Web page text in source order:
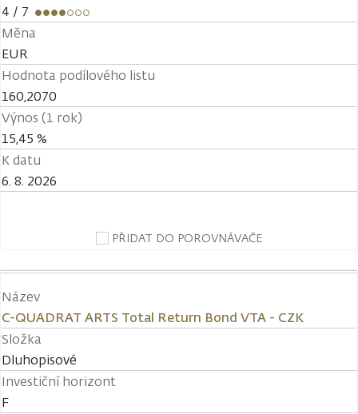
4 / 7
Měna
EUR
Hodnota podílového listu
160,2070
Výnos (1 rok)
15,45 %
K datu
6. 8. 2026
PŘIDAT DO POROVNÁVAČE
Název
C-QUADRAT ARTS Total Return Bond VTA - CZK
Složka
Dluhopisové
Investiční horizont
F